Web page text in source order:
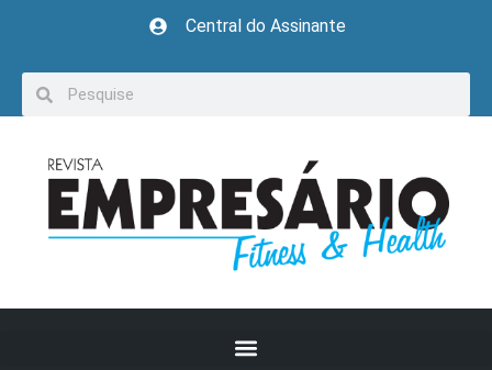
Central do Assinante